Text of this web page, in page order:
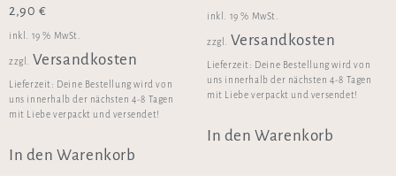
2,90 €
inkl. 19 % MwSt.
zzgl. Versandkosten
Lieferzeit: Deine Bestellung wird von
uns innerhalb der nächsten 4-8 Tagen
mit Liebe verpackt und versendet!
In den Warenkorb
inkl. 19 % MwSt.
zzgl. Versandkosten
Lieferzeit: Deine Bestellung wird von
uns innerhalb der nächsten 4-8 Tagen
mit Liebe verpackt und versendet!
In den Warenkorb